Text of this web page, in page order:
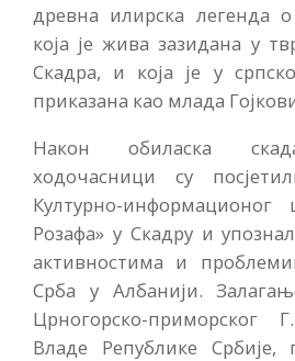
древна илирска легенда
која је жива зазидана у
Скадра, и која је у
приказана као млада
Након обиласка
ходочасници су
Културно-информационог
Розафа» у Скадру и
активностима и
Срба у Албанији.
Црногорско-приморског
Владе Републике